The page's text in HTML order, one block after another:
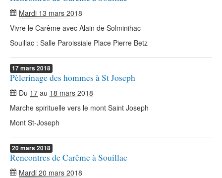
Mardi 13 mars 2018
Vivre le Carême avec Alain de Solminihac
Souillac : Salle Paroissiale Place Pierre Betz
17mars 2018
Pèlerinage des hommes à St Joseph
Du 17 au 18 mars 2018
Marche spirituelle vers le mont Saint Joseph
Mont St-Joseph
20 mars 2018
Rencontres de Carême à Souillac
Mardi 20 mars 2018